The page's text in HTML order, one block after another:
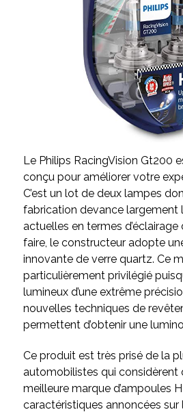
Le Philips RacingVision Gt200
conçu pour améliorer votre
C’est un lot de deux lampes
fabrication devance largement
actuelles en termes d’éclairage
faire, le constructeur adopte
innovante de verre quartz. Ce
particulièrement privilégié
lumineux d’une extrême
nouvelles techniques de
permettent d’obtenir une
Ce produit est très prisé de la
automobilistes qui considèrent
meilleure marque d’ampoules
caractéristiques annoncées sur